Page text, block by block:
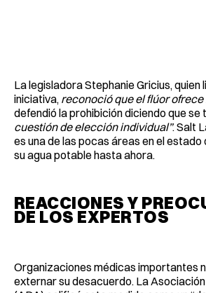
La legisladora Stephanie Gricius, quien
iniciativa, reconoció que el flúor
defendió la prohibición diciendo que se
cuestión de elección individual”. Salt
es una de las pocas áreas en el estado
su agua potable hasta ahora.
REACCIONES Y
DE LOS EXPERTOS
Organizaciones médicas importantes
externar su desacuerdo. La